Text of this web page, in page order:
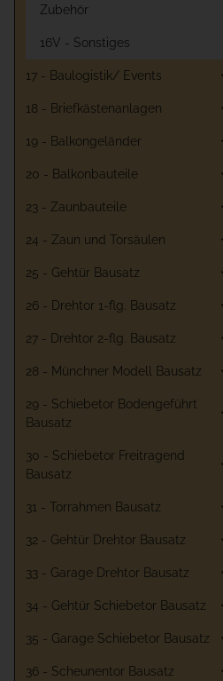
Zubehör
16V - Sonstiges
17 - Baulogistik/ Events
18 - Briefkästenanlagen
19 - Balkongeländer
20 - Balkonbauteile
23 - Zaunbauteile
24 - Zaun und Torsäulen
25 - Gehtür Bausatz
26 - Drehtor 1-flg. Bausatz
27 - Drehtor 2-flg. Bausatz
28 - Münchner Modell Bausatz
29 - Schiebetor Bodengeführt
Bausatz
30 - Schiebetor Freitragend
Bausatz
31 - Torrahmen Bausatz
32 - Gehtür Drehtor Bausatz
33 - Garage Drehtor Bausatz
34 - Gehtür Schiebetor Bausatz
35 - Garage Schiebetor Bausatz
36 - Scheunentor Bausatz